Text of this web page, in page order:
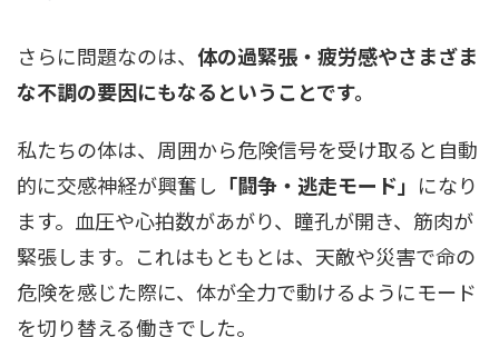
さらに問題なのは、 体の過緊張・疲労感やさまざま
な不調の要因にもなるということです。
私たちの体は、周囲から危険信号を受け取ると自動
的に交感神経が興奮し 「闘争・逃走モード」 になり
ます。血圧や心拍数があがり、瞳孔が開き、筋肉が
緊張します。これはもともとは、天敵や災害で命の
危険を感じた際に、体が全力で動けるようにモード
を切り替える働きでした。